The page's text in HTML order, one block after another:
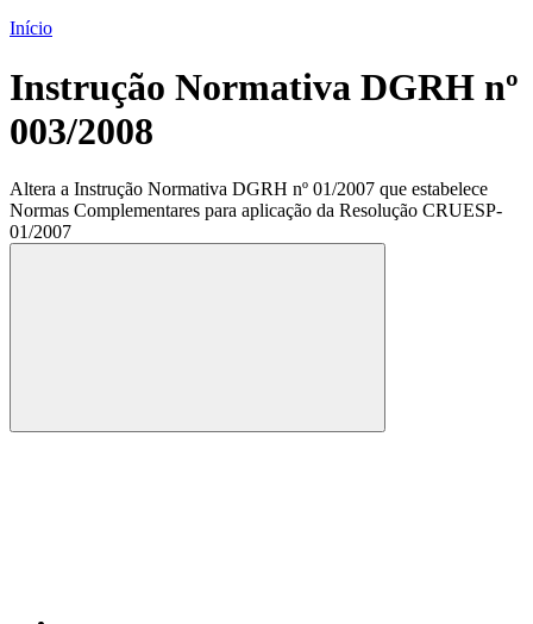
Início
Instrução Normativa DGRH nº
003/2008
Altera a Instrução Normativa DGRH nº 01/2007 que estabelece
Normas Complementares para aplicação da Resolução CRUESP-
01/2007
Compartilhar